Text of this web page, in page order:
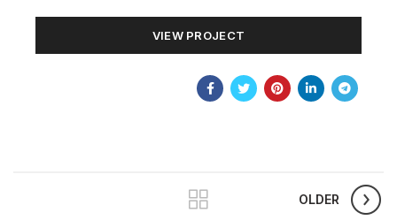
VIEW PROJECT
OLDER